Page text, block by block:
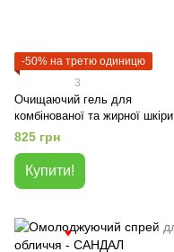
-50% на третю одиницю
3
Очищаючий гель для
комбінованої та жирної шкіри
825 грн
Купити!